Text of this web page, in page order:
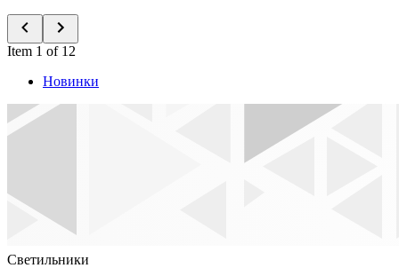
Item 1 of 12
Новинки
Светильники